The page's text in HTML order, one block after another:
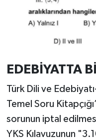
EDEBİYATTA
Türk Dili ve
Temel Soru
sorunun iptal
YKS Kılavuzunun